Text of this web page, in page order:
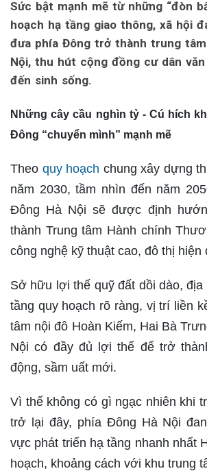
Sức bật mạnh mẽ từ những “đòn
hoạch hạ tầng giao thông, xã hội
đưa phía Đông trở thành trung
Nội, thu hút cộng đồng cư dân
đến sinh sống.
Những cây cầu nghìn tỷ - Cú hích
Đông “chuyển mình” mạnh mẽ
Theo quy hoạch chung xây dựng
năm 2030, tầm nhìn đến năm
Đông Hà Nội sẽ được định
thành Trung tâm Hành chính
công nghệ kỹ thuật cao, đô thị hiện
Sở hữu lợi thế quỹ đất dồi dào, địa
tầng quy hoạch rõ ràng, vị trí liền
tâm nội đô Hoàn Kiếm, Hai Bà
Nội có đầy đủ lợi thế để trở
động, sầm uất mới.
Vì thế không có gì ngạc nhiên khi
trở lại đây, phía Đông Hà Nội
vực phát triển hạ tầng nhanh nhất
hoạch, khoảng cách với khu trung